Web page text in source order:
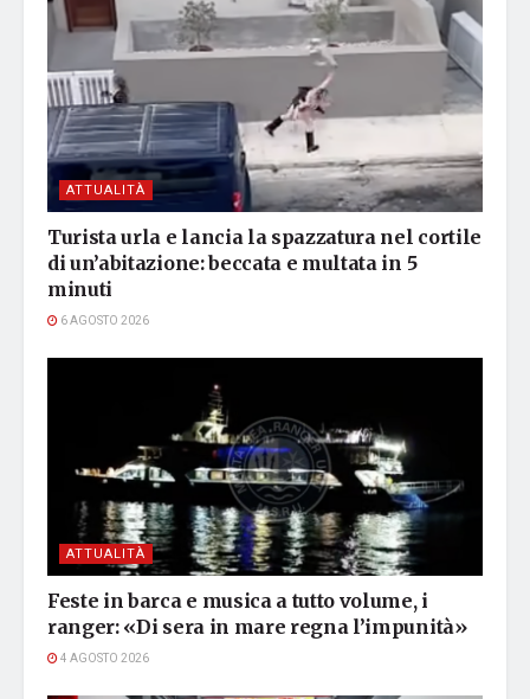
ATTUALITÀ
Turista urla e lancia la spazzatura nel cortile
di un’abitazione: beccata e multata in 5
minuti
6 AGOSTO 2026
ATTUALITÀ
Feste in barca e musica a tutto volume, i
ranger: «Di sera in mare regna l’impunità»
4 AGOSTO 2026